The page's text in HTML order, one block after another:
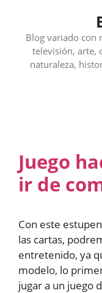
contenidoBlog variado con
televisión, arte,
naturaleza,
Juego
ir de
Con este
las cartas,
entretenido, ya
modelo, lo
jugar a un juego